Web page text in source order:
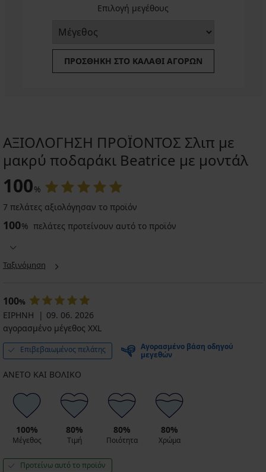
Επιλογή μεγέθους
ΠΡΟΣΘΉΚΗ ΣΤΟ ΚΑΛΆΘΙ ΑΓΟΡΏΝ
ΑΞΙΟΛΟΓΗΣΗ ΠΡΟΪΟΝΤΟΣ Σλιπ με
μακρύ ποδαράκι Beatrice με μοντάλ
100%
7 πελάτες αξιολόγησαν το προϊόν
100% πελάτες προτείνουν αυτό το προϊόν
Ταξινόμηση
100%
ΕΙΡΗΝΗ
09. 06. 2026
αγορασμένο μέγεθος XXL
Επιβεβαιωμένος πελάτης
Αγορασμένο βάση οδηγού
μεγεθών
ΑΝΕΤΟ ΚΑΙ ΒΟΛΙΚΟ
100%
Μέγεθος
80%
Τιμή
80%
Ποιότητα
80%
Χρώμα
Προτείνω αυτό το προϊόν